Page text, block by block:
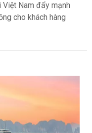
Nam đẩy mạnh
cho khách hàng